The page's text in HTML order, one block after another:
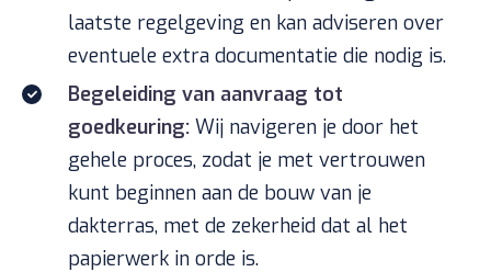
laatste regelgeving en kan adviseren over
eventuele extra documentatie die nodig is.
Begeleiding van aanvraag tot
goedkeuring: Wij navigeren je door het
gehele proces, zodat je met vertrouwen
kunt beginnen aan de bouw van je
dakterras, met de zekerheid dat al het
papierwerk in orde is.